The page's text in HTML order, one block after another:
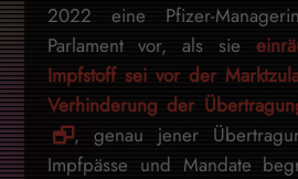
2022 eine Pfizer-
Parlament vor, als sie
Impfstoff sei vor der
Verhinderung der
, genau jener
Impfpässe und Mandate